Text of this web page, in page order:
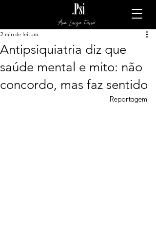
Ana Luiza Faria
Antipsiquiatria diz que
saúde mental e mito: não
concordo, mas faz sentido
2 min de leitura
Reportagem